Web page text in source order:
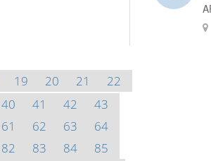
19 20 21
22
40 41 42
43
61 62 63
64
82 83 84
85